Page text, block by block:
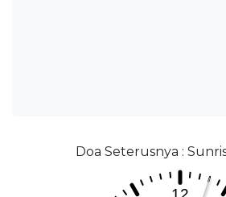
Doa Seterusnya :